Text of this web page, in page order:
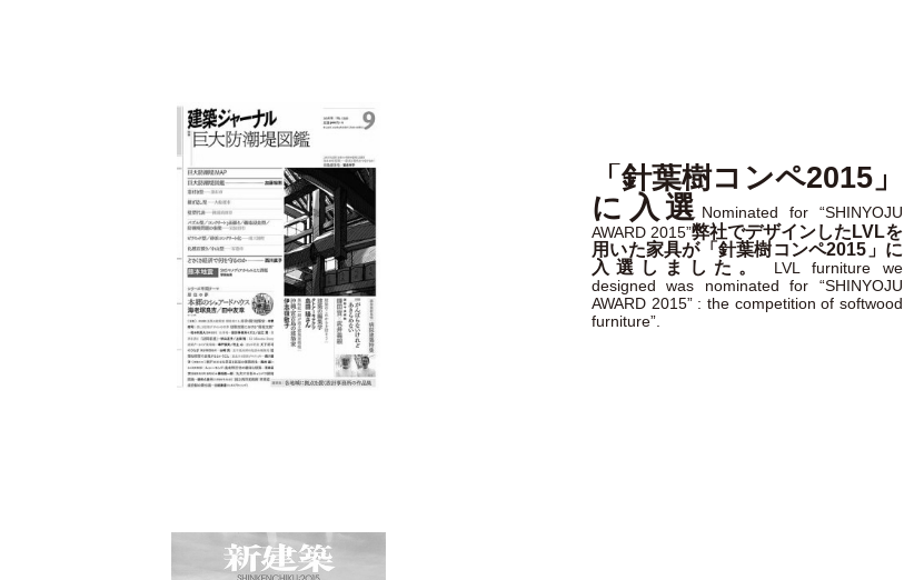
「針葉樹コンペ2015」
に入選 Nominated for “SHINYOJU
AWARD 2015”弊社でデザインしたLVLを
用いた家具が「針葉樹コンペ2015」に
入選しました。
designed was nominated for “SHINYOJU
AWARD 2015” : the competition of softwood
furniture”.